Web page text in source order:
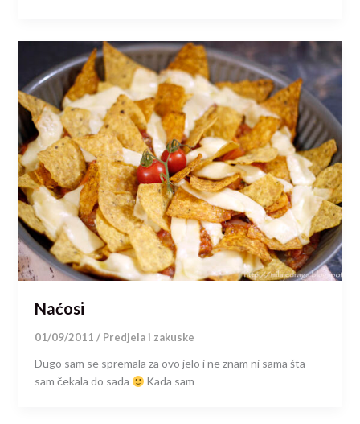
Naćosi
01/09/2011 / Predjela i zakuske
Dugo sam se spremala za ovo jelo i ne znam ni sama šta
sam čekala do sada
Kada sam